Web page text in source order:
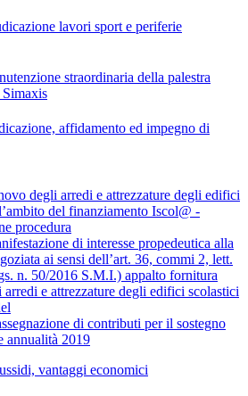
lavori sport e periferie
straordinaria della palestra
affidamento ed impegno di
degli arredi e attrezzature degli edifici
del finanziamento Iscol@ -
procedura
di interesse propedeutica alla
ai sensi dell’art. 36, commi 2, lett.
n. 50/2016 S.M.I.) appalto fornitura
e attrezzature degli edifici scolastici
di contributi per il sostegno
annualità 2019
vantaggi economici